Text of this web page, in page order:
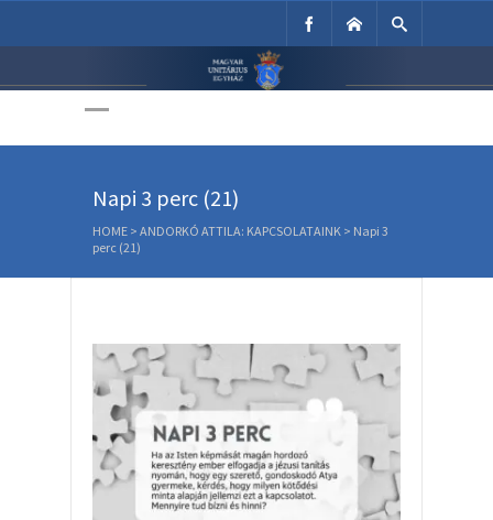
Unitárius Egyház
Napi 3 perc (21)
HOME > ANDORKÓ ATTILA: KAPCSOLATAINK > Napi 3
perc (21)